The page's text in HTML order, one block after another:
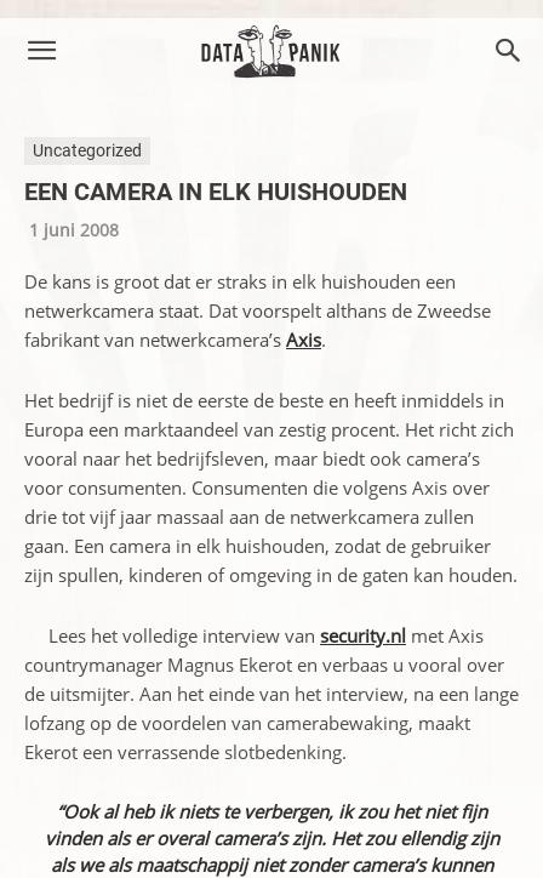
Uncategorized
EEN CAMERA IN ELK HUISHOUDEN
1 juni 2008
De kans is groot dat er straks in elk huishouden een
netwerkcamera staat. Dat voorspelt althans de Zweedse
fabrikant van netwerkcamera’s Axis.
Het bedrijf is niet de eerste de beste en heeft inmiddels in
Europa een marktaandeel van zestig procent. Het richt zich
vooral naar het bedrijfsleven, maar biedt ook camera’s
voor consumenten. Consumenten die volgens Axis over
drie tot vijf jaar massaal aan de netwerkcamera zullen
gaan. Een camera in elk huishouden, zodat de gebruiker
zijn spullen, kinderen of omgeving in de gaten kan houden.
Lees het volledige interview van security.nl met Axis
countrymanager Magnus Ekerot en verbaas u vooral over
de uitsmijter. Aan het einde van het interview, na een lange
lofzang op de voordelen van camerabewaking, maakt
Ekerot een verrassende slotbedenking.
“Ook al heb ik niets te verbergen, ik zou het niet fijn
vinden als er overal camera’s zijn. Het zou ellendig zijn
als we als maatschappij niet zonder camera’s kunnen